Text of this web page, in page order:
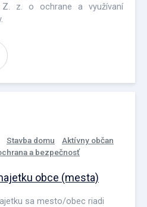
z. o ochrane a využívaní
Stavba domu
Aktívny občan
a bezpečnosť
obce (mesta)
sa mesto/obec riadi